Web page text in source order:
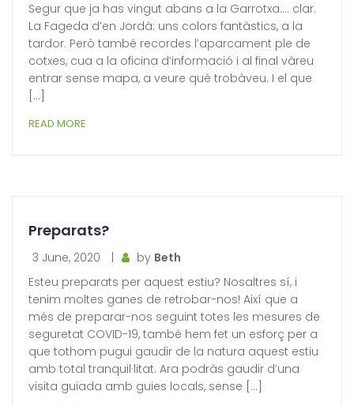
Segur que ja has vingut abans a la Garrotxa…. clar.
La Fageda d’en Jordà: uns colors fantàstics, a la
tardor. Però també recordes l’aparcament ple de
cotxes, cua a la oficina d’informació i al final vàreu
entrar sense mapa, a veure què trobàveu. I el que
[…]
READ MORE
Preparats?
3 June, 2020 by Beth
Esteu preparats per aquest estiu? Nosaltres sí, i
tenim moltes ganes de retrobar-nos! Així que a
més de preparar-nos seguint totes les mesures de
seguretat COVID-19, també hem fet un esforç per a
que tothom pugui gaudir de la natura aquest estiu
amb total tranquil·litat. Ara podràs gaudir d’una
visita guiada amb guies locals, sense […]